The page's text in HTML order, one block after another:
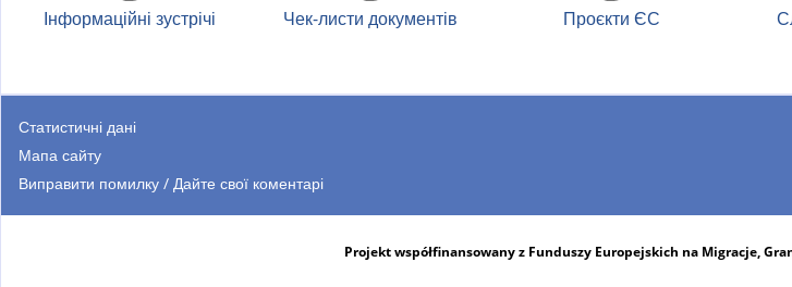
Інформаційні зустрічі Чек-листи документів Проєкти ЄС
Статистичні дані
Мапа сайту
Виправити помилку / Дайте свої коментарі
Projekt współfinansowany z Funduszy Europejskich na Migracje,